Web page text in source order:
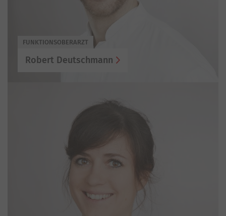
FUNKTIONSOBERARZT
Robert Deutschmann